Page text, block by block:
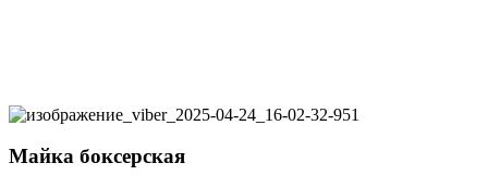
Майка боксерская